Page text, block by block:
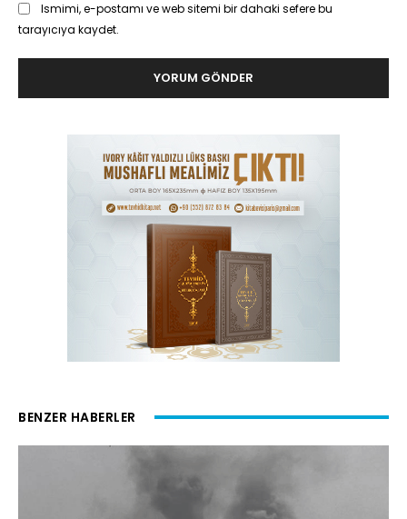
Ismimi, e-postamı ve web sitemi bir dahaki sefere bu
tarayıcıya kaydet.
BENZER HABERLER